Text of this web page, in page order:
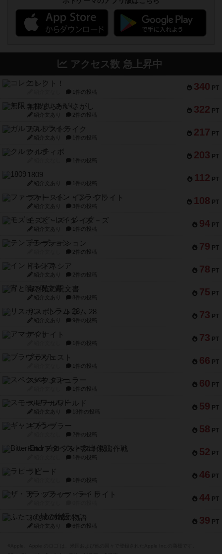
アクセス数 急上昇中
340 PT
コレクト！
1件の投稿
322 PT
無限まちがいさがし
紹介文あり 2件の投稿
217 PT
ガルフストライク
紹介文あり 1件の投稿
203 PT
クルティボ
1件の投稿
112 PT
1809
紹介文あり 1件の投稿
108 PT
ファースト・イン・フライト
紹介文あり 3件の投稿
94 PT
モズビ－ズ・レイダ－ズ
紹介文あり 1件の投稿
79 PT
テンプテーション
2件の投稿
78 PT
インドネシア
紹介文あり 2件の投稿
75 PT
宵と暁の呪文書
紹介文あり 8件の投稿
73 PT
リスボン・トラム 28
紹介文あり 9件の投稿
73 PT
アマナイト
1件の投稿
66 PT
ブラヴェスト
1件の投稿
60 PT
スペクタキュラー
1件の投稿
59 PT
スモールワールド
紹介文あり 13件の投稿
58 PT
ギャンブラー
2件の投稿
52 PT
Bitter End ブタペスト救出作戦
1件の投稿
46 PT
ラピード
1件の投稿
44 PT
ザ・フラッフィー・ライト
39 PT
ふたつの城の物語
紹介文あり 6件の投稿